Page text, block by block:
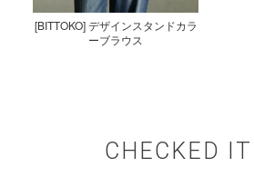
[BITTOKO] デザインスタンドカラ
ーブラウス
CHECKED